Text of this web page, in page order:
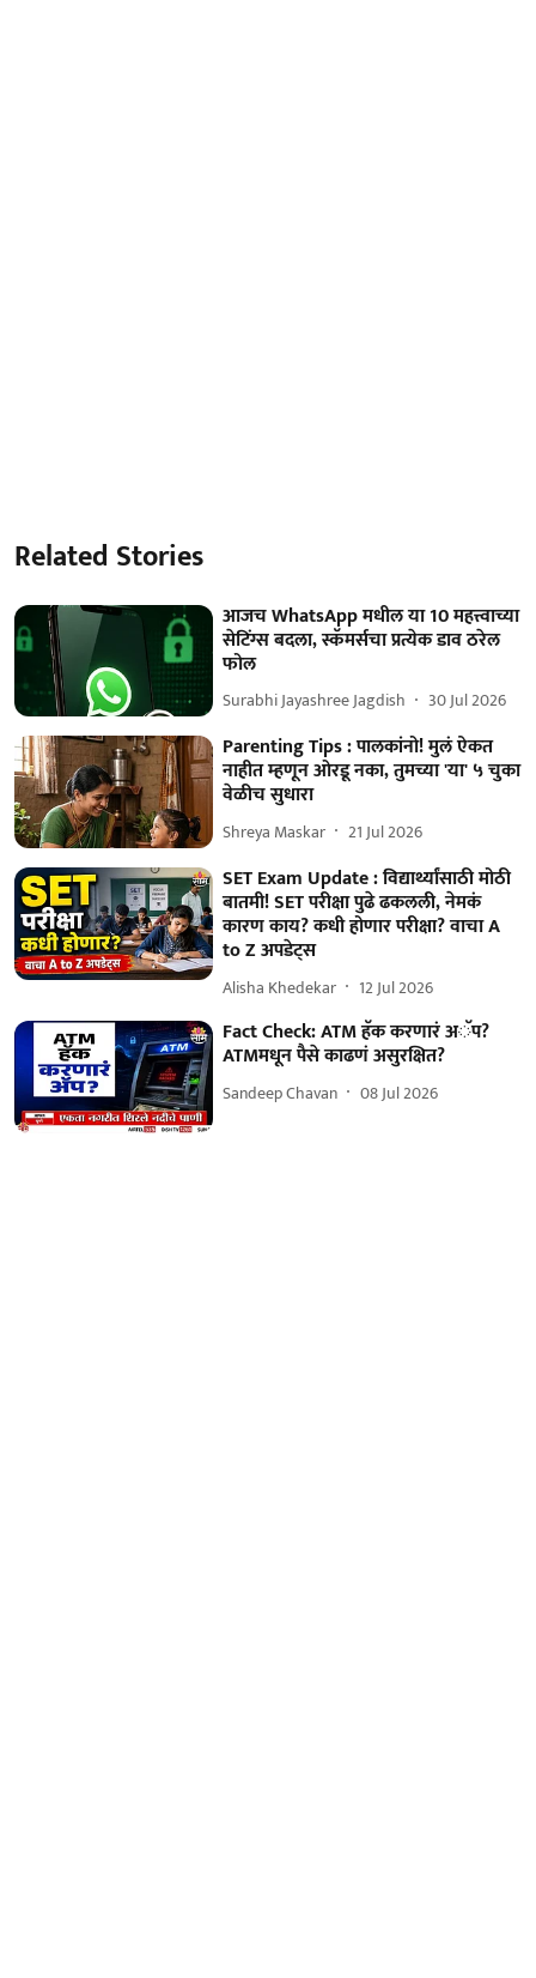
Related Stories
आजच WhatsApp मधील या 10 महत्त्वाच्या
सेटिंग्स बदला, स्कॅमर्सचा प्रत्येक डाव ठरेल
फोल
Surabhi Jayashree Jagdish 30 Jul 2026
Parenting Tips : पालकांनो! मुलं ऐकत
नाहीत म्हणून ओरडू नका, तुमच्या 'या' ५ चुका
वेळीच सुधारा
Shreya Maskar 21 Jul 2026
SET Exam Update : विद्यार्थ्यांसाठी मोठी
बातमी! SET परीक्षा पुढे ढकलली, नेमकं
कारण काय? कधी होणार परीक्षा? वाचा A
to Z अपडेट्स
Alisha Khedekar 12 Jul 2026
Fact Check: ATM हॅक करणारं अॅप?
ATMमधून पैसे काढणं असुरक्षित?
Sandeep Chavan 08 Jul 2026